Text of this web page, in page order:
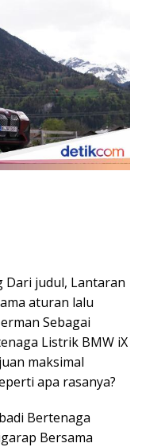
Dari judul, Lantaran
aturan lalu
Sebagai
Listrik BMW iX
maksimal
apa rasanya?
Bertenaga
Bersama